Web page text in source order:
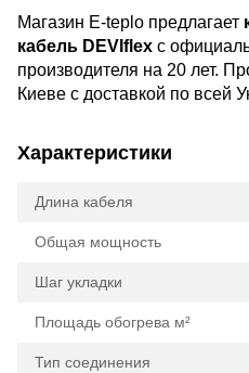
Магазин E-teplo предлагает
кабель DEVIflex с
производителя на 20 лет.
Киеве с доставкой по всей
Характеристики
Длина кабеля
Общая мощность
Шаг укладки
Площадь обогрева м²
Тип соединения